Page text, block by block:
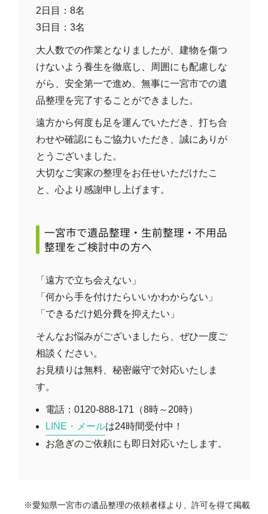
2日目：8名
3日目：3名
大人数での作業となりましたが、建物を傷つ
けないよう養生を徹底し、周囲にも配慮しな
がら、安全第一で進め、無事に一宮市での遺
品整理を完了することができました。
遠方から何度も足を運んでいただき、打ち合
わせや確認にもご協力いただき、誠にありが
とうございました。
大切なご実家の整理をお任せいただけたこ
と、心より感謝申し上げます。
一宮市で遺品整理・生前整理・不用品
整理をご検討中の方へ
「遠方で立ち会えない」
「何から手を付けたらいいかわからない」
「できるだけ処分費を抑えたい」
そんなお悩みがございましたら、ぜひ一度ご
相談ください。
お見積りは無料、秘密厳守で対応いたしま
す。
電話：0120-888-171（8時～20時）
LINE・メールは24時間受付中！
お急ぎのご依頼にも即日対応いたします。
※愛知県一宮市の遺品整理の依頼者様より、許可を得て掲載